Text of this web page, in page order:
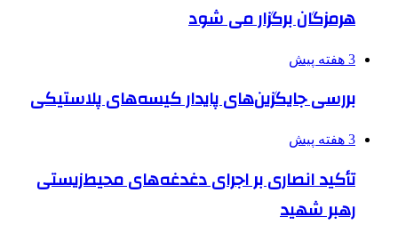
هرمزگان برگزار می شود
3 هفته پیش
بررسی جایگزین‌های پایدار کیسه‌های پلاستیکی
3 هفته پیش
تأکید انصاری بر اجرای دغدغه‌های محیط‌زیستی
رهبر شهید